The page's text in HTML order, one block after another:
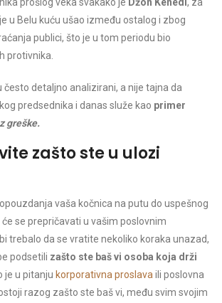
u Belu kuću ušao između ostalog i zbog
publici, što je u tom periodu bio
protivnika.
često detaljno analizirani, a nije tajna da
predsednika i danas služe kao primer
greške.
zašto ste u ulozi
vaša kočnica na putu do uspešnog
se prepričavati u vašim poslovnim
trebalo da se vratite nekoliko koraka unazad,
podsetili zašto ste baš vi osoba koja drži
je u pitanju korporativna proslava ili poslovna
razog zašto ste baš vi, među svim svojim